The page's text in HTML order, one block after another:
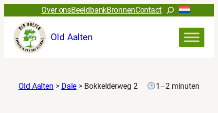
Over onsBeeldbankBronnenContactZoeken
Old Aalten
Old Aalten > Dale > Bokkelderweg 2 1–2 minuten